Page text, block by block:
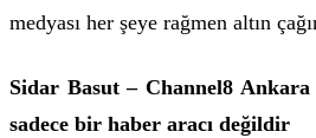
medyası her şeye rağmen altın
Sidar Basut – Channel8
sadece bir haber aracı değildir